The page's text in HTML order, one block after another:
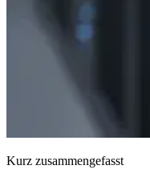
Kurz zusammengefasst